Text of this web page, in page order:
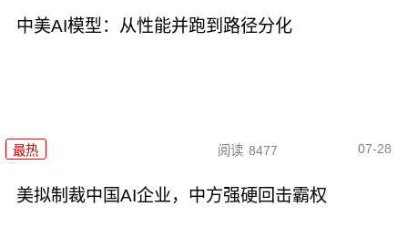
中美AI模型：从性能并跑到路径分化
最热 阅读 8477 07-28
美拟制裁中国AI企业，中方强硬回击霸权